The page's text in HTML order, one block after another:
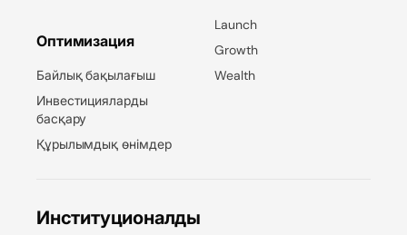
Оптимизация
Байлық бақылағыш
Инвестицияларды
басқару
Құрылымдық өнімдер
Launch
Growth
Wealth
Институционалды